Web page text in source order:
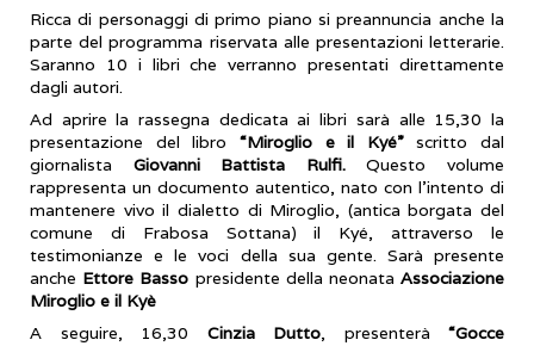
Ricca di personaggi di primo piano si preannuncia anche la
parte del programma riservata alle presentazioni letterarie.
Saranno 10 i libri che verranno presentati direttamente
dagli autori.
Ad aprire la rassegna dedicata ai libri sarà alle 15,30 la
presentazione del libro “Miroglio e il Kyé”scritto dal
giornalista Giovanni Battista Rulfi.Questo volume
rappresenta un documento autentico, nato con l’intento di
mantenere vivo il dialetto di Miroglio, (antica borgata del
comune di Frabosa Sottana) il Kyé, attraverso le
testimonianze e le voci della sua gente. Sarà presente
anche Ettore Basso presidente della neonata Associazione
Miroglio e il Kyè
A seguire, 16,30 Cinzia Dutto, presenterà “Gocce